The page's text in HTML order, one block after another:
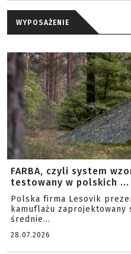
WYPOSAŻENIE
FARBA, czyli system
testowany w polskich ...
Polska firma Lesovik
kamuflażu
średnie...
28.07.2026